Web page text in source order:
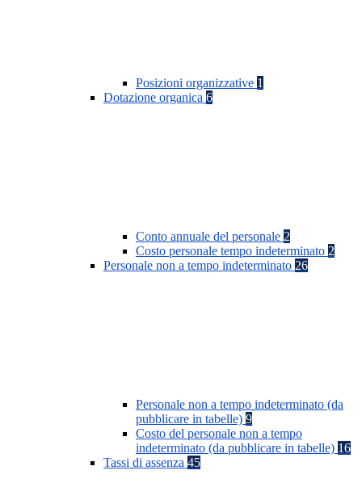
Posizioni organizzative 1
Dotazione organica 6
Conto annuale del personale 2
Costo personale tempo indeterminato 2
Personale non a tempo indeterminato 26
Personale non a tempo indeterminato (da
pubblicare in tabelle) 9
Costo del personale non a tempo
indeterminato (da pubblicare in tabelle) 16
Tassi di assenza 45